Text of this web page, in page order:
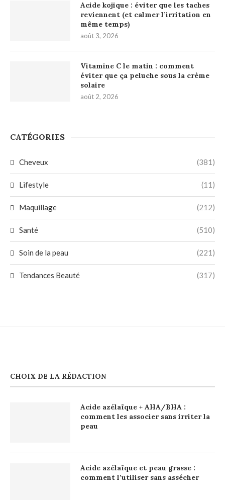
Acide kojique : éviter que les taches
reviennent (et calmer l’irritation en
même temps)
août 3, 2026
Vitamine C le matin : comment
éviter que ça peluche sous la crème
solaire
août 2, 2026
CATÉGORIES
Cheveux (381)
Lifestyle (11)
Maquillage (212)
Santé (510)
Soin de la peau (221)
Tendances Beauté (317)
CHOIX DE LA RÉDACTION
Acide azélaïque + AHA/BHA :
comment les associer sans irriter la
peau
Acide azélaïque et peau grasse :
comment l’utiliser sans assécher